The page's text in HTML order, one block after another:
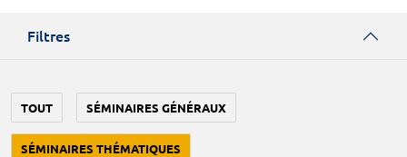
Filtres
TOUT SÉMINAIRES GÉNÉRAUX
SÉMINAIRES THÉMATIQUES